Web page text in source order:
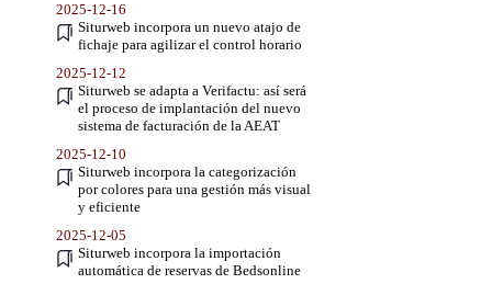
2025-12-16
Siturweb incorpora un nuevo atajo de
fichaje para agilizar el control horario
2025-12-12
Siturweb se adapta a Verifactu: así será
el proceso de implantación del nuevo
sistema de facturación de la AEAT
2025-12-10
Siturweb incorpora la categorización
por colores para una gestión más visual
y eficiente
2025-12-05
Siturweb incorpora la importación
automática de reservas de Bedsonline